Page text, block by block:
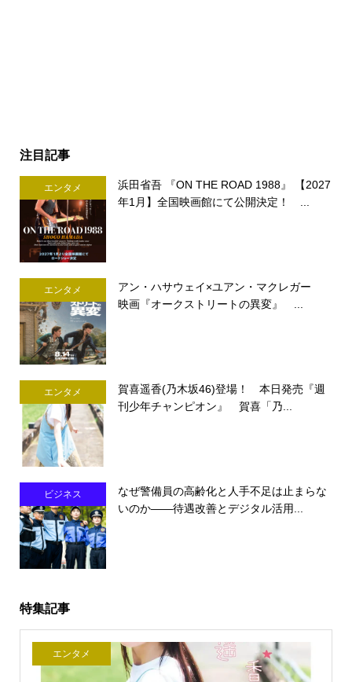
注目記事
エンタメ
浜田省吾 『ON THE ROAD 1988』 【2027
年1月】全国映画館にて公開決定！ ...
エンタメ
アン・ハサウェイ×ユアン・マクレガー
映画『オークストリートの異変』 ...
エンタメ
賀喜遥香(乃木坂46)登場！ 本日発売『週
刊少年チャンピオン』 賀喜「乃...
ビジネス
なぜ警備員の高齢化と人手不足は止まらな
いのか――待遇改善とデジタル活用...
特集記事
エンタメ